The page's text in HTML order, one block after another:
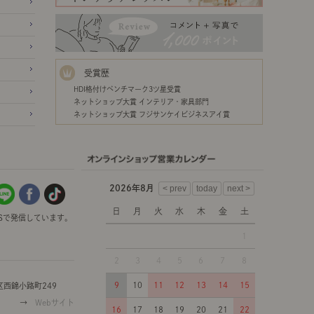
受賞歴
HDI格付けベンチマーク3ツ星受賞
ネットショップ大賞 インテリア・家具部門
ネットショップ大賞 フジサンケイビジネスアイ賞
発信しています。
西錦小路町249
→ Webサイト
2026年8月
日 月 火 水 木 金 土
9 10 11 12 13 14 15
16 17 18 19 20 21 22